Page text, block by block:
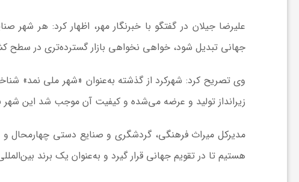
علیرضا جیلان در گفتگو با خبرنگار مهر، اظهار کرد: هر
جهانی تبدیل شود، خواهی نخواهی بازار گسترده‌تری در سطح
وی تصریح کرد: شهرکرد از گذشته به‌عنوان «شهر ملی نمد»
زیرانداز تولید و عرضه می‌شده و کیفیت آن موجب شد این شهر
مدیرکل میراث فرهنگی، گردشگری و صنایع دستی چهارمحال
هستیم تا در تقویم جهانی قرار گیرد و به‌عنوان یک برند